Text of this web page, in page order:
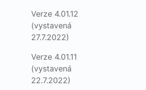
Verze 4.01.12
(vystavená
27.7.2022)
Verze 4.01.11
(vystavená
22.7.2022)